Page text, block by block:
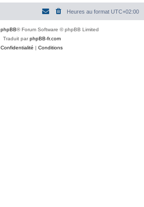
Heures au format UTC+02:00
phpBB® Forum Software © phpBB Limited
Traduit parphpBB-fr.com
Confidentialité | Conditions